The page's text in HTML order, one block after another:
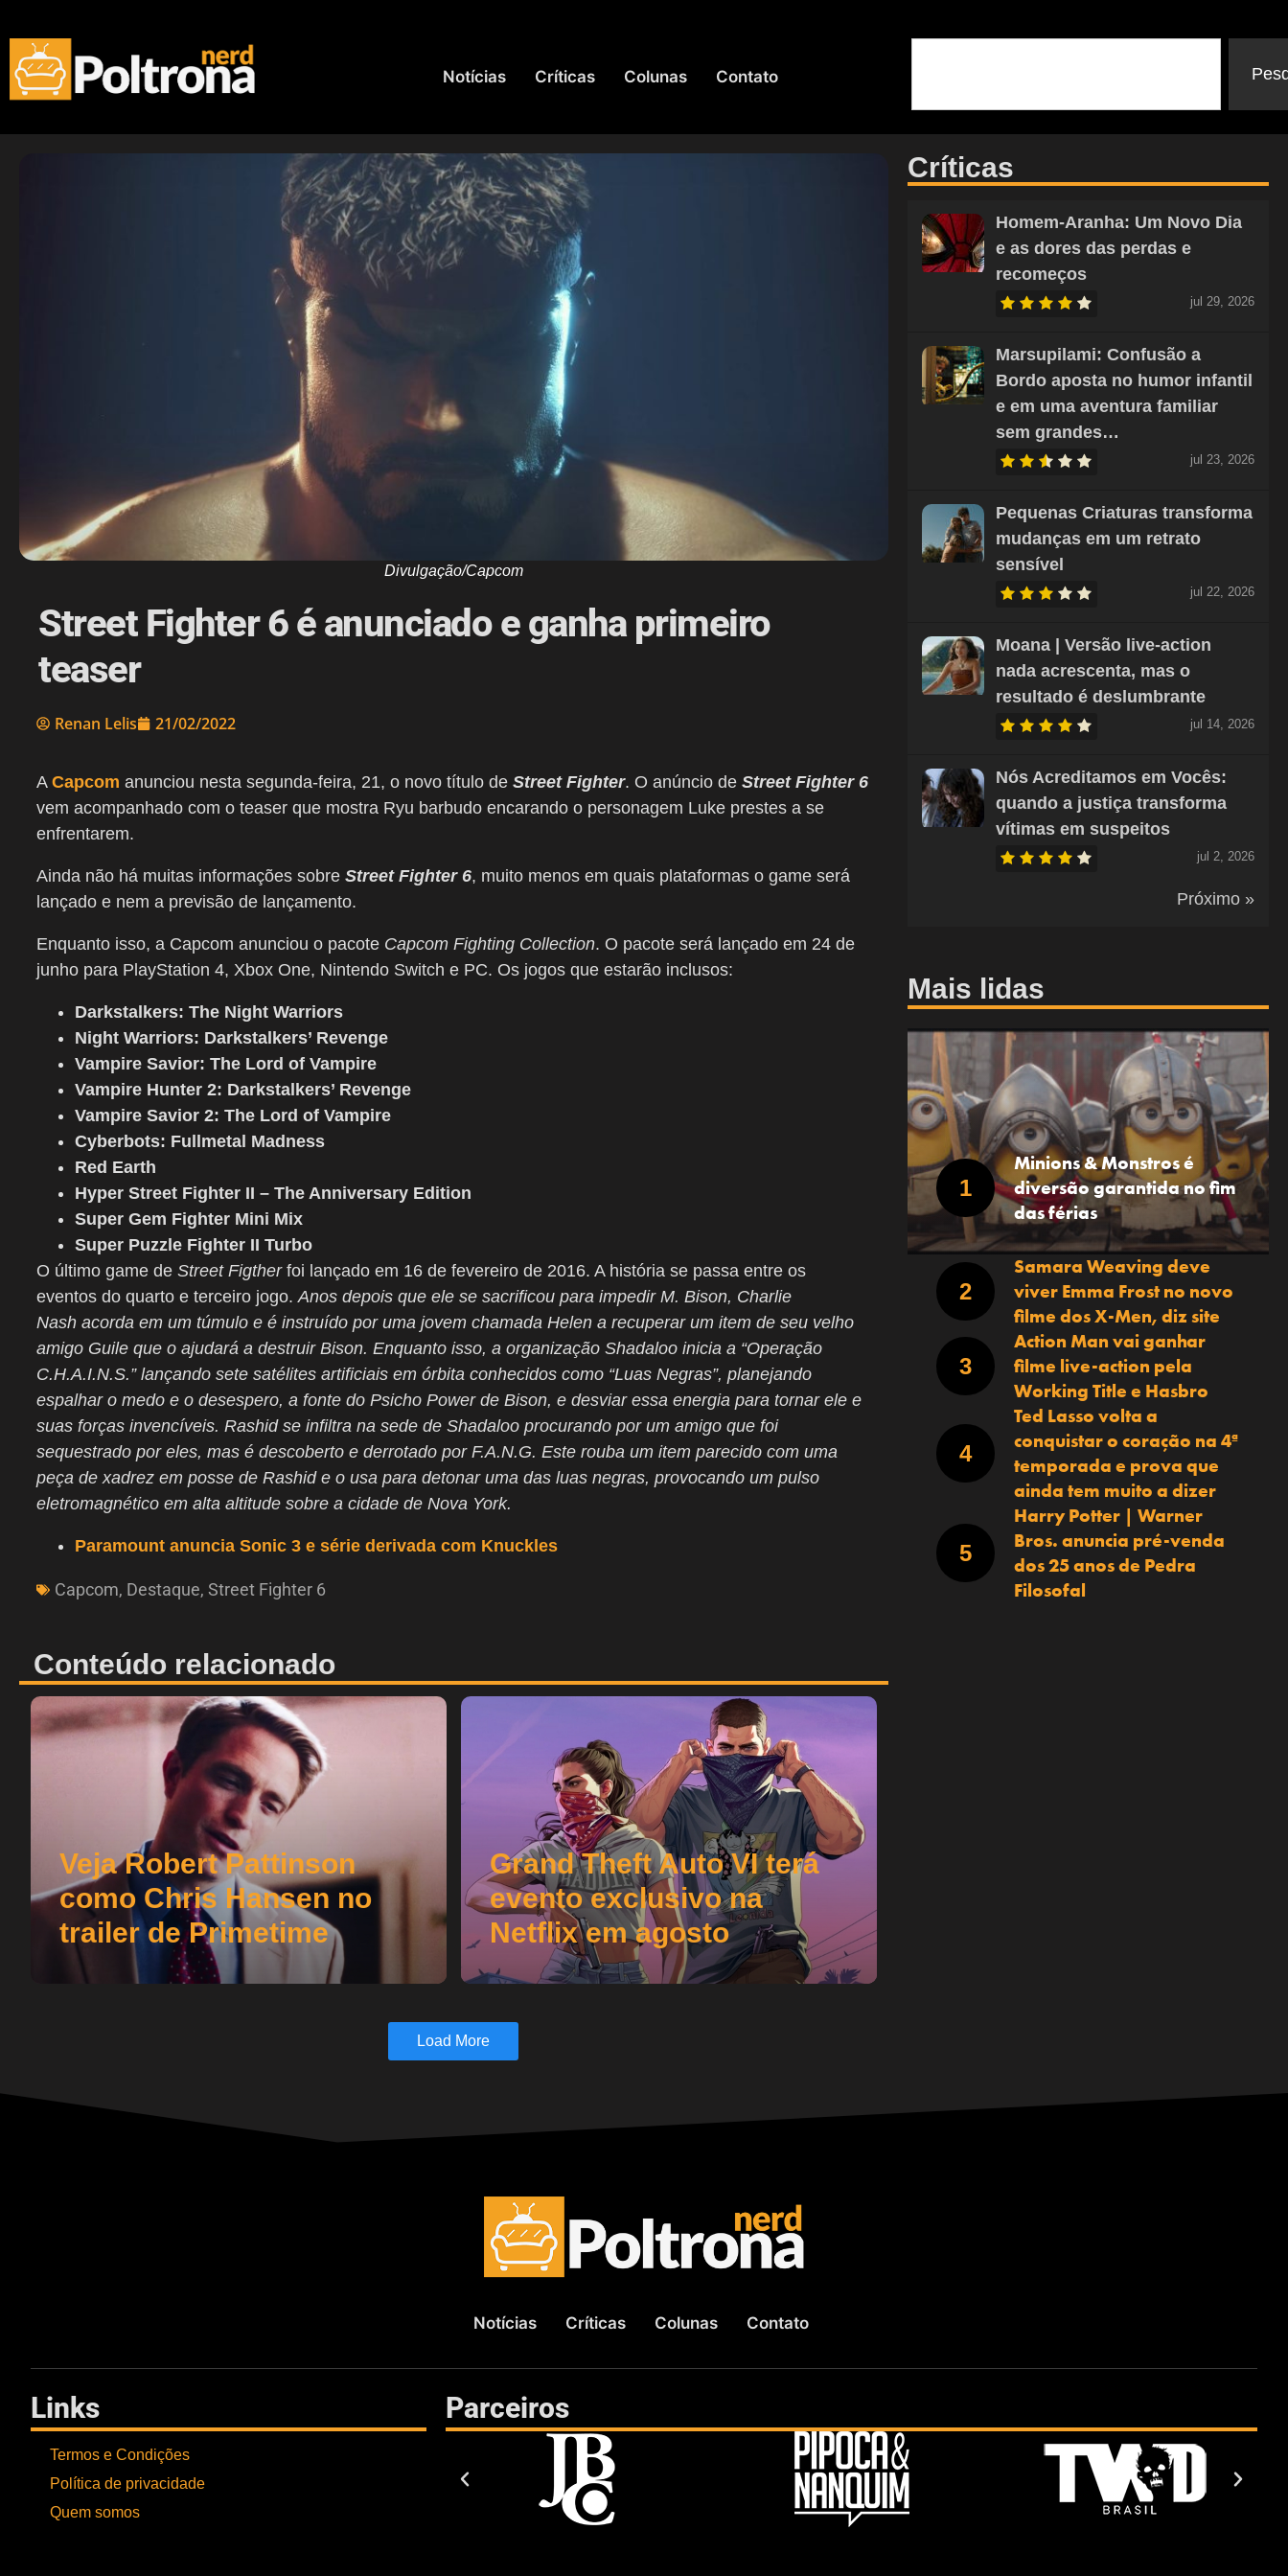
Notícias Críticas Colunas Contato
Divulgação/Capcom
Street Fighter 6 é anunciado e ganha primeiro
teaser
Renan Lelis 21/02/2022
A Capcom anunciou nesta segunda-feira, 21, o novo título de Street Fighter. O anúncio de Street Fighter 6
vem acompanhado com o teaser que mostra Ryu barbudo encarando o personagem Luke prestes a se
enfrentarem.
Ainda não há muitas informações sobre Street Fighter 6, muito menos em quais plataformas o game será
lançado e nem a previsão de lançamento.
Enquanto isso, a Capcom anunciou o pacote Capcom Fighting Collection. O pacote será lançado em 24 de
junho para PlayStation 4, Xbox One, Nintendo Switch e PC. Os jogos que estarão inclusos:
Darkstalkers: The Night Warriors
Night Warriors: Darkstalkers’ Revenge
Vampire Savior: The Lord of Vampire
Vampire Hunter 2: Darkstalkers’ Revenge
Vampire Savior 2: The Lord of Vampire
Cyberbots: Fullmetal Madness
Red Earth
Hyper Street Fighter II – The Anniversary Edition
Super Gem Fighter Mini Mix
Super Puzzle Fighter II Turbo
O último game de Street Figtherfoi lançado em 16 de fevereiro de 2016. A história se passa entre os
eventos do quarto e terceiro jogo.Anos depois que ele se sacrificou para impedir M. Bison, Charlie
Nash acorda em um túmulo e é instruído por uma jovem chamada Helen a recuperar um item de seu velho
amigo Guile que o ajudará a destruir Bison. Enquanto isso, a organização Shadaloo inicia a “Operação
C.H.A.I.N.S.” lançando sete satélites artificiais em órbita conhecidos como “Luas Negras”, planejando
espalhar o medo e o desespero, a fonte do Psicho Power de Bison, e desviar essa energia para tornar ele e
suas forças invencíveis. Rashid se infiltra na sede de Shadaloo procurando por um amigo que foi
sequestrado por eles, mas é descoberto e derrotado por F.A.N.G. Este rouba um item parecido com uma
peça de xadrez em posse de Rashid e o usa para detonar uma das luas negras, provocando um pulso
eletromagnético em alta altitude sobre a cidade de Nova York.
Paramount anuncia Sonic 3 e série derivada com Knuckles
Capcom, Destaque, Street Fighter 6
Conteúdo relacionado
Veja Robert Pattinson
como Chris Hansen no
trailer de Primetime
Grand Theft Auto VI terá
evento exclusivo na
Netflix em agosto
Load More
Críticas
Homem-Aranha: Um Novo Dia
e as dores das perdas e
recomeços
jul 29, 2026
Marsupilami: Confusão a
Bordo aposta no humor infantil
e em uma aventura familiar
sem grandes…
jul 23, 2026
Pequenas Criaturas transforma
mudanças em um retrato
sensível
jul 22, 2026
Moana | Versão live-action
nada acrescenta, mas o
resultado é deslumbrante
jul 14, 2026
Nós Acreditamos em Vocês:
quando a justiça transforma
vítimas em suspeitos
jul 2, 2026
Próximo »
Mais lidas
Minions & Monstros é
diversão garantida no fim
das férias
Samara Weaving deve
viver Emma Frost no novo
filme dos X-Men, diz site
Action Man vai ganhar
filme live-action pela
Working Title e Hasbro
Ted Lasso volta a
conquistar o coração na 4ª
temporada e prova que
ainda tem muito a dizer
Harry Potter | Warner
Bros. anuncia pré-venda
dos 25 anos de Pedra
Filosofal
Notícias Críticas Colunas Contato
Links
Termos e Condições
Política de privacidade
Quem somos
Parceiros